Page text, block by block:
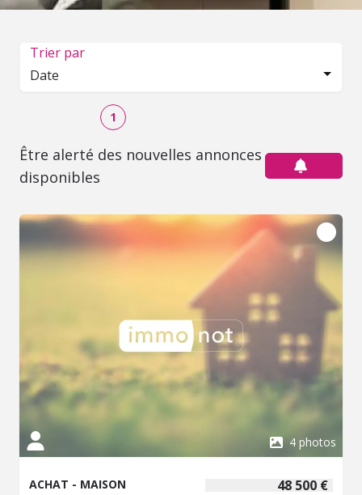
Trier par
Date
1
Être alerté des nouvelles annonces
disponibles
4 photos
48 500 €
ACHAT - MAISON